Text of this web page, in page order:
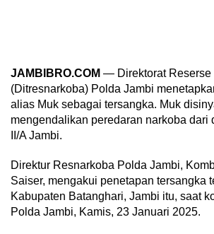
JAMBIBRO.COM — Direktorat Reserse
(Ditresnarkoba) Polda Jambi
alias Muk sebagai tersangka. Muk
mengendalikan peredaran narkoba dari
II/A Jambi.
Direktur Resnarkoba Polda Jambi,
Saiser, mengakui penetapan tersangka
Kabupaten Batanghari, Jambi itu, saat
Polda Jambi, Kamis, 23 Januari 2025.